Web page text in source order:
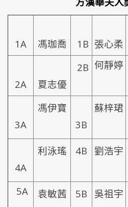
方漢華夫人
1A 馮珈喬 1B 張心柔
2A 夏志優
2B 何靜婷
3A
馮伊寶
3B
蘇梓珺
4A
利泳瑤 4B
劉浩宇
5A
袁敏茜 5B
吳祖宇